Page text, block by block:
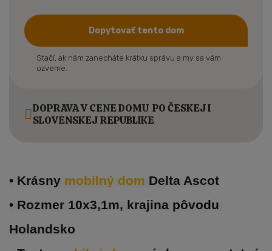
Dopytovať tento dom
Stačí, ak nám zanecháte krátku správu a my sa vám
ozveme.
DOPRAVA V CENE DOMU PO ČESKEJ I
SLOVENSKEJ REPUBLIKE
• Krásny mobilný dom Delta Ascot
• Rozmer 10x3,1m, krajina pôvodu
Holandsko